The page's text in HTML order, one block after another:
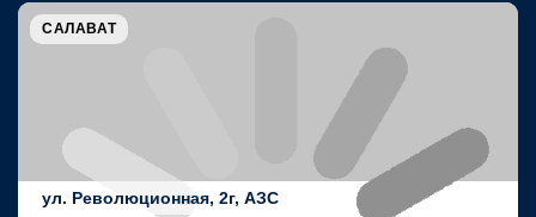
САЛАВАТ
ул. Революционная, 2г, АЗС